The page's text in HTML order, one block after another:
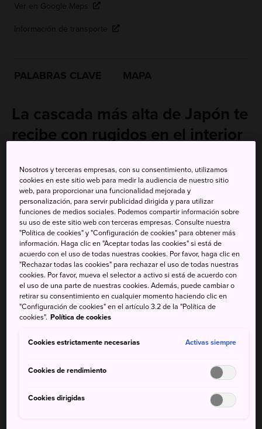
Ver en Google Maps
Información de transporte
PALABRAS CLAVE MAPA
La cascada más alta de Japón te
recibe con rugidos en el interior
La cascada Nachi se encuentra dentro de un bosque
virgen perenne y es la mayor cascada de Japón, con una
caída permanente de 133 metros.
Tanto creyentes como no creyentes podrán vivir una
experiencia mística con el sonido atronador del agua que
se precipita cascada abajo cada segundo.
No te pierdas
El poder y la majestuosidad de la cascada más
mirador por 300 yenes, y por 100 yenes más,
podrás saborear el agua pura de la cascada, que se
Nosotros y terceras empresas, con su consentimiento, utilizamos
cookies en este sitio web para medir la audiencia de nuestro sitio
web, para proporcionar una funcionalidad mejorada y
personalización, para servir publicidad dirigida y para utilizar
funciones de medios sociales. Podemos compartir información sobre
su uso de este sitio web con terceras empresas. Consulte nuestra
"Política de cookies" y "Configuración de cookies" para obtener más
información. Haga clic en "Aceptar todas las cookies" si está de
acuerdo con el uso de todas nuestras cookies. Por favor, haga clic en
"Rechazar todas las cookies" para rechazar el uso de todas nuestras
cookies. Por favor, mueva el selector a activo si está de acuerdo con
el uso de una parte de nuestras cookies. Además, puede cambiar o
retirar su consentimiento en cualquier momento haciendo clic en
"Configuración de cookies" en el artículo 3.2 de la "Política de
cookies". Política de cookies
Cookies estrictamente necesarias Activas siempre
Cookies de rendimiento
Cookies dirigidas